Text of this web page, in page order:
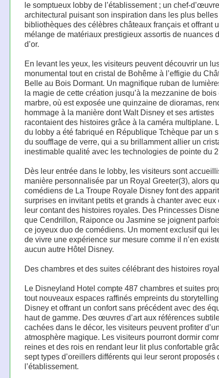
le somptueux lobby de l’établissement ; un chef-d’œuvre
architectural puisant son inspiration dans les plus belles
bibliothèques des célèbres châteaux français et offrant
mélange de matériaux prestigieux assortis de nuances
d’or.
En levant les yeux, les visiteurs peuvent découvrir un
monumental tout en cristal de Bohême à l’effigie du
Belle au Bois Dormant. Un magnifique ruban de
la magie de cette création jusqu’à la mezzanine de bois
marbre, où est exposée une quinzaine de dioramas,
hommage à la manière dont Walt Disney et ses artistes
racontaient des histoires grâce à la caméra multiplane.
du lobby a été fabriqué en République Tchèque par un
du soufflage de verre, qui a su brillamment allier un
inestimable qualité avec les technologies de pointe du
Dès leur entrée dans le lobby, les visiteurs sont
manière personnalisée par un Royal Greeter(3), alors
comédiens de La Troupe Royale Disney font des
surprises en invitant petits et grands à chanter avec eux
leur contant des histoires royales. Des Princesses
que Cendrillon, Raiponce ou Jasmine se joignent
ce joyeux duo de comédiens. Un moment exclusif qui
de vivre une expérience sur mesure comme il n’en
aucun autre Hôtel Disney.
Des chambres et des suites célébrant des histoires
Le Disneyland Hotel compte 487 chambres et suites
tout nouveaux espaces raffinés empreints du
Disney et offrant un confort sans précédent avec des
haut de gamme. Des œuvres d’art aux références
cachées dans le décor, les visiteurs peuvent profiter
atmosphère magique. Les visiteurs pourront dormir
reines et des rois en rendant leur lit plus confortable
sept types d’oreillers différents qui leur seront proposés
l’établissement.